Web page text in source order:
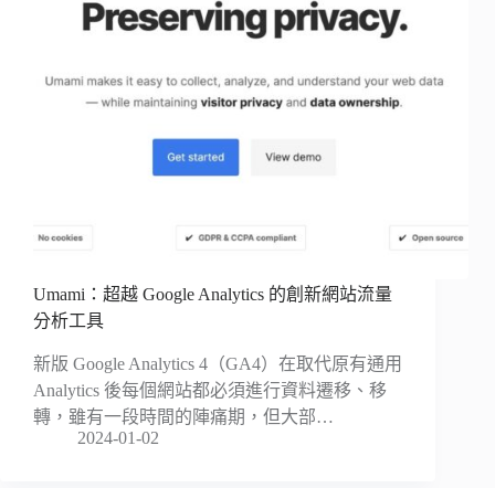
Umami：超越 Google Analytics 的創新網站流量
分析工具
新版 Google Analytics 4（GA4）在取代原有通用
Analytics 後每個網站都必須進行資料遷移、移
轉，雖有一段時間的陣痛期，但大部…
2024-01-02